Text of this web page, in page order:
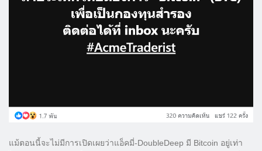
แม้ตอนนี้จะไม่มีการเปิดเผยว่าแอ็คมี่-DoubleDeep มี Bitcoin อยู่เท่า